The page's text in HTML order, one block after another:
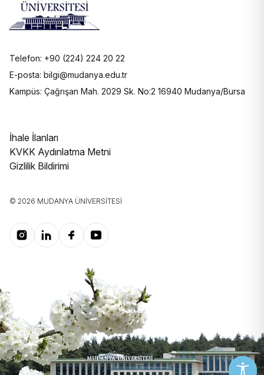
Telefon: +90 (224) 224 20 22
E-posta: bilgi@mudanya.edu.tr
Kampüs: Çağrışan Mah. 2029 Sk. No:2 16940 Mudanya/Bursa
İhale İlanları
KVKK Aydınlatma Metni
Gizlilik Bildirimi
© 2026 MUDANYA ÜNIVERSITESI